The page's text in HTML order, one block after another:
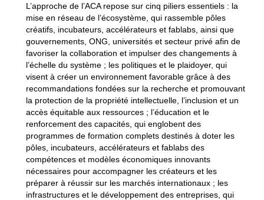
L’approche de l’ACA repose sur cinq piliers essentiels : la
mise en réseau de l’écosystème, qui rassemble pôles
créatifs, incubateurs, accélérateurs et fablabs, ainsi que
gouvernements, ONG, universités et secteur privé afin de
favoriser la collaboration et impulser des changements à
l’échelle du système ; les politiques et le plaidoyer, qui
visent à créer un environnement favorable grâce à des
recommandations fondées sur la recherche et promouvant
la protection de la propriété intellectuelle, l’inclusion et un
accès équitable aux ressources ; l’éducation et le
renforcement des capacités, qui englobent des
programmes de formation complets destinés à doter les
pôles, incubateurs, accélérateurs et fablabs des
compétences et modèles économiques innovants
nécessaires pour accompagner les créateurs et les
préparer à réussir sur les marchés internationaux ; les
infrastructures et le développement des entreprises, qui